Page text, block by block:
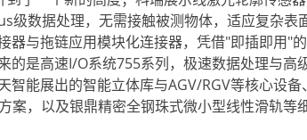
数据处理，无需接触被测物体，适应复杂表
与拖链应用模块化连接器，凭借"即插即用"
的是高速I/O系统755系列，极速数据处理与高
智能展出的智能立体库与AGV/RGV等核心设
案，以及银鼎精密全钢珠式微小型线性滑轨等